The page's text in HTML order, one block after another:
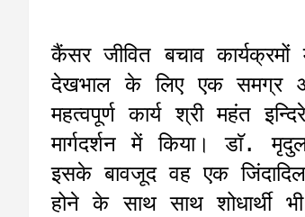
कैंसर जीवित बचाव
देखभाल के लिए एक समग्र
महत्वपूर्ण कार्य श्री महंत
मार्गदर्शन में किया। डाॅ.
इसके बावजूद वह एक
होने के साथ साथ शोधार्थी